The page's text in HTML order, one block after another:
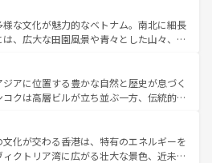
のスイーツなど、バラエティ豊かな料理
わえる。 なお、新着の台湾情報は コンテンツ一覧を参
ばせば四季折々の自然美を楽しむことが
キムチや焼肉、絶品のストリートフード
な韓国料理が待っている。夜には、韓国な
がら、韓国の多彩な魅力を心ゆくまで味
わってみてほしい。 なお、新着の韓国情報はコンテンツ一
しい。
様な文化が魅力的なベトナム。南北に細長
は、広大な田園風景や青々とした山々、世
伝統が息づく。ハノイの古い町並みやホ
ンス統治時代の建物も、独特の雰囲気を
また、バラエティの豊かさとおいしさで
インミー、ベトナムコーヒーなどは、ぜ
い。どの地域を訪れてもあたたかい人々
くれるので、きっと忘れられない旅にな
アに位置する豊かな自然と歴史が息づく
クは高層ビルが立ち並ぶ一方、伝統的な
いる。北部ではチェンマイなどの山岳地
い、南部ではプーケットやクラビの美し
ト気分を楽しむことができる。タイ料理
化が交わる香港は、特有のエネルギーを
クトリア湾に広がる壮大な景色、近未来